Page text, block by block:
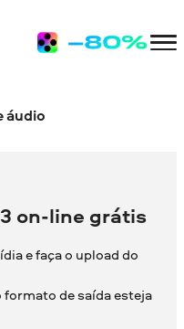
áudio
on-line grátis
e faça o upload do
de saída esteja